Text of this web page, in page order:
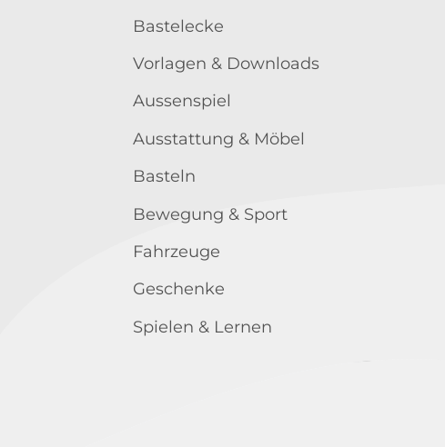
Bastelecke
Vorlagen & Downloads
Aussenspiel
Ausstattung & Möbel
Basteln
Bewegung & Sport
Fahrzeuge
Geschenke
Spielen & Lernen